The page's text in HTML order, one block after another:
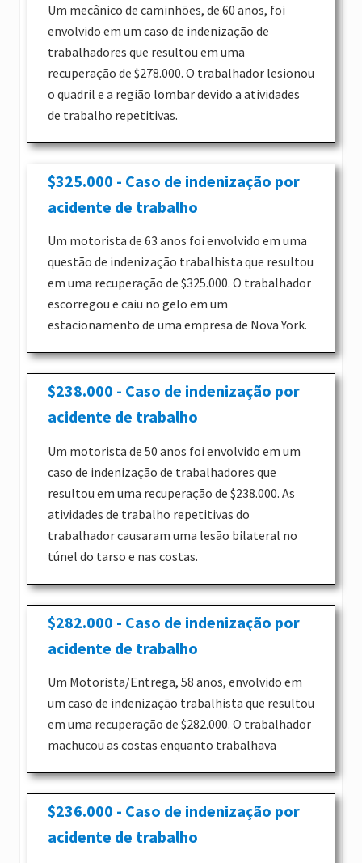
Um mecânico de caminhões, de 60 anos, foi
envolvido em um caso de indenização de
trabalhadores que resultou em uma
recuperação de $278.000. O trabalhador lesionou
o quadril e a região lombar devido a atividades
de trabalho repetitivas.
$325.000 - Caso de indenização por
acidente de trabalho
Um motorista de 63 anos foi envolvido em uma
questão de indenização trabalhista que resultou
em uma recuperação de $325.000. O trabalhador
escorregou e caiu no gelo em um
estacionamento de uma empresa de Nova York.
$238.000 - Caso de indenização por
acidente de trabalho
Um motorista de 50 anos foi envolvido em um
caso de indenização de trabalhadores que
resultou em uma recuperação de $238.000. As
atividades de trabalho repetitivas do
trabalhador causaram uma lesão bilateral no
túnel do tarso e nas costas.
$282.000 - Caso de indenização por
acidente de trabalho
Um Motorista/Entrega, 58 anos, envolvido em
um caso de indenização trabalhista que resultou
em uma recuperação de $282.000. O trabalhador
machucou as costas enquanto trabalhava
$236.000 - Caso de indenização por
acidente de trabalho